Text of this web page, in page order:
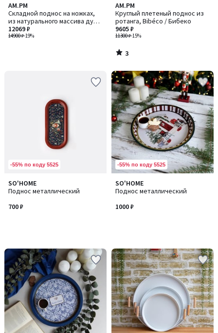
AM.PM
Складной поднос на ножках,
из натурального массива дуба,
HIBASHI / ХИБАШИ
14900 ₽-19%
12069 ₽
AM.PM
Круглый плетеный поднос из
ротанга, Bibéco / Бибеко
11300 ₽-15%
9605 ₽
3
/
5
3
/
-55% по коду 5525
SO'HOME
Поднос металлический
700 ₽
-55% по коду 5525
SO'HOME
Поднос металлический
1000 ₽